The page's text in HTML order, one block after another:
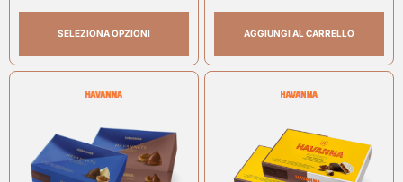
SELEZIONA OPZIONI AGGIUNGI AL CARRELLO